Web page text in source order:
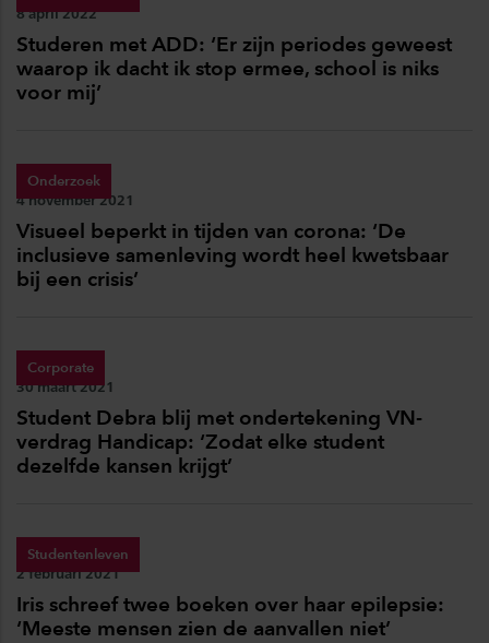
Publicatiedatum:
8 april 2022
Studeren met ADD: ‘Er zijn periodes geweest
waarop ik dacht ik stop ermee, school is niks
voor mij’
Onderzoek
Publicatiedatum:
4 november 2021
Visueel beperkt in tijden van corona: ‘De
inclusieve samenleving wordt heel kwetsbaar
bij een crisis’
Corporate
Publicatiedatum:
30 maart 2021
Student Debra blij met ondertekening VN-
verdrag Handicap: ‘Zodat elke student
dezelfde kansen krijgt’
Studentenleven
Publicatiedatum:
2 februari 2021
Iris schreef twee boeken over haar epilepsie:
‘Meeste mensen zien de aanvallen niet’